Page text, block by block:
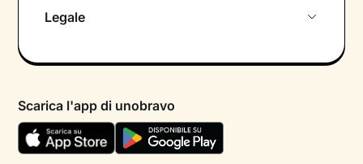
Psicologo in chat
Aiuto urgente
FAQ
Legale
Termini e condizioni
Informativa Privacy
Scarica l'app di unobravo